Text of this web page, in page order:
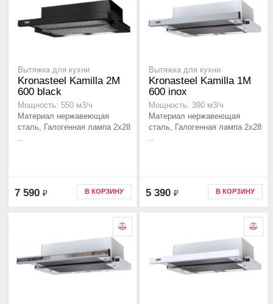
Вытяжка для кухни
Kronasteel Kamilla 2M
600 black
Мощность: 550 м3/ч
Материал нержавеющая
сталь, Галогенная лампа 2x28
..
7 590 ₽ В КОРЗИНУ
Вытяжка для кухни
Kronasteel Kamilla 1M
600 inox
Мощность: 390 м3/ч
Материал нержавеющая
сталь, Галогенная лампа 2x28
..
5 390 ₽ В КОРЗИНУ